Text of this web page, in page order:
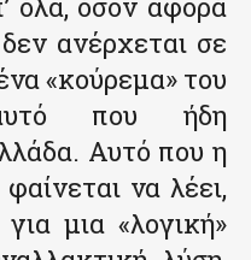
ανέρχεται σε
«κούρεμα» του
που ήδη
Αυτό που η
να λέει,
μια «λογική»